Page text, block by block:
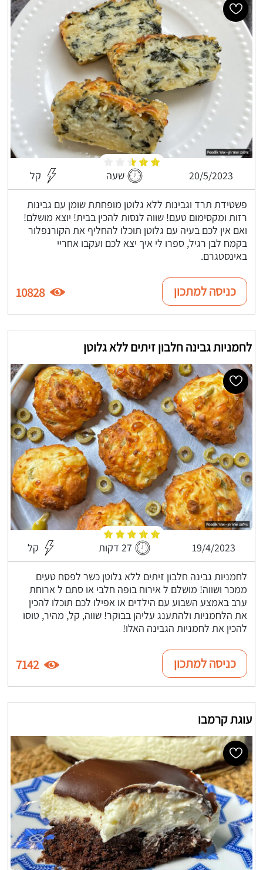
20/5/2023 שעה קל
פשטידת תרד וגבינות ללא גלוטן מופחתת שומן עם גבינות
רזות ומקסימום טעם! שווה לנסות להכין בבית! יוצא מושלם!
ואם אין לכם בעיה עם גלוטן תוכלו להחליף את הקורנפלור
בקמח לבן רגיל, ספרו לי איך יצא לכם ועקבו אחריי
באינסטגרם.
כניסה למתכון 10828
לחמניות גבינה חלבון זיתים ללא גלוטן
19/4/2023 27 דקות קל
לחמניות גבינה חלבון זיתים ללא גלוטן כשר לפסח טעים
ממכר ושווה! מושלם ל אירוח בופה חלבי או סתם ל ארוחת
ערב באמצע השבוע עם הילדים או אפילו לכם תוכלו להכין
את הלחמניות ולהתענג עליהן בבוקר! שווה, קל, מהיר, טוסו
להכין את לחמניות הגבינה האלו!
כניסה למתכון 7142
עוגת קרמבו